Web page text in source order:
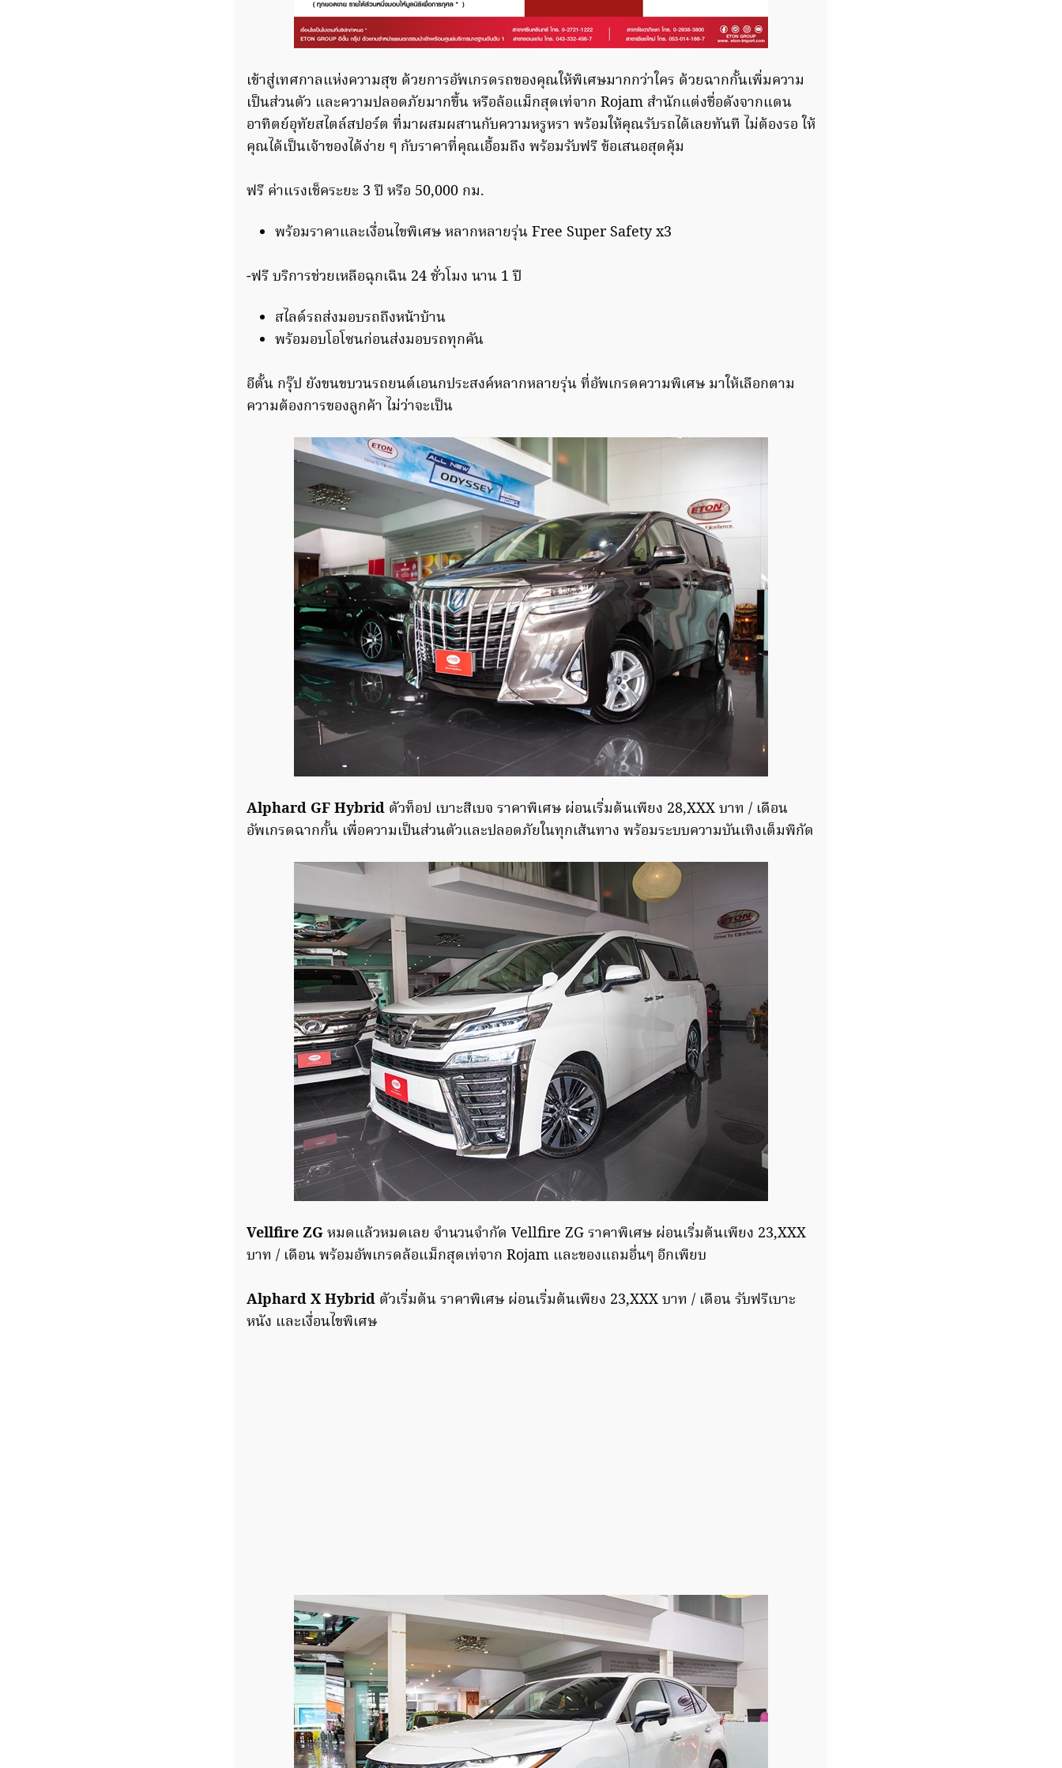
เข้าสู่เทศกาลแห่งความสุข ด้วยการอัพเกรดรถของคุณให้พิเศษมากกว่าใคร ด้วยฉากกั้นเพิ่มความ
เป็นส่วนตัว และความปลอดภัยมากขึ้น หรือล้อแม็กสุดเท่จาก Rojam สำนักแต่งชื่อดังจากแดน
อาทิตย์อุทัยสไตล์สปอร์ต ที่มาผสมผสานกับความหรูหรา พร้อมให้คุณรับรถได้เลยทันที ไม่ต้องรอ ให้
คุณได้เป็นเจ้าของได้ง่าย ๆ กับราคาที่คุณเอื้อมถึง พร้อมรับฟรี ข้อเสนอสุดคุ้ม
ฟรี ค่าแรงเช็คระยะ 3 ปี หรือ 50,000 กม.
พร้อมราคาและเงื่อนไขพิเศษ หลากหลายรุ่น Free Super Safety x3
-ฟรี บริการช่วยเหลือฉุกเฉิน 24 ชั่วโมง นาน 1 ปี
สไลด์รถส่งมอบรถถึงหน้าบ้าน
พร้อมอบโอโซนก่อนส่งมอบรถทุกคัน
อีตั้น กรุ๊ป ยังขนขบวนรถยนต์เอนกประสงค์หลากหลายรุ่น ที่อัพเกรดความพิเศษ มาให้เลือกตาม
ความต้องการของลูกค้า ไม่ว่าจะเป็น
Alphard GF Hybrid ตัวท็อป เบาะสีเบจ ราคาพิเศษ ผ่อนเริ่มต้นเพียง 28,XXX บาท / เดือน
อัพเกรดฉากกั้น เพื่อความเป็นส่วนตัวและปลอดภัยในทุกเส้นทาง พร้อมระบบความบันเทิงเต็มพิกัด
Vellfire ZGหมดแล้วหมดเลย จำนวนจำกัด Vellfire ZG ราคาพิเศษ ผ่อนเริ่มต้นเพียง 23,XXX
บาท / เดือน พร้อมอัพเกรดล้อแม็กสุดเท่จาก Rojam และของแถมอื่นๆ อีกเพียบ
Alphard X Hybrid ตัวเริ่มต้น ราคาพิเศษ ผ่อนเริ่มต้นเพียง 23,XXX บาท / เดือน รับฟรีเบาะ
หนัง และเงื่อนไขพิเศษ